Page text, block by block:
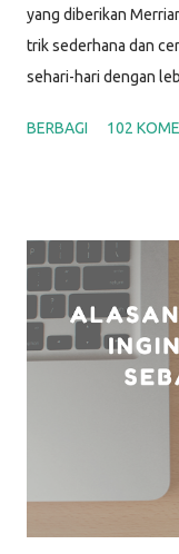
yang diberikan
trik sederhana dan
sehari-hari dengan
membantu
lakukan, dan bisa
Erase Sheet di
adalah media apapun
kertas memo.
sudah dilaminating .
aplikasi Canva, lalu
ditulisi dengan spidol
BERBAGI 102